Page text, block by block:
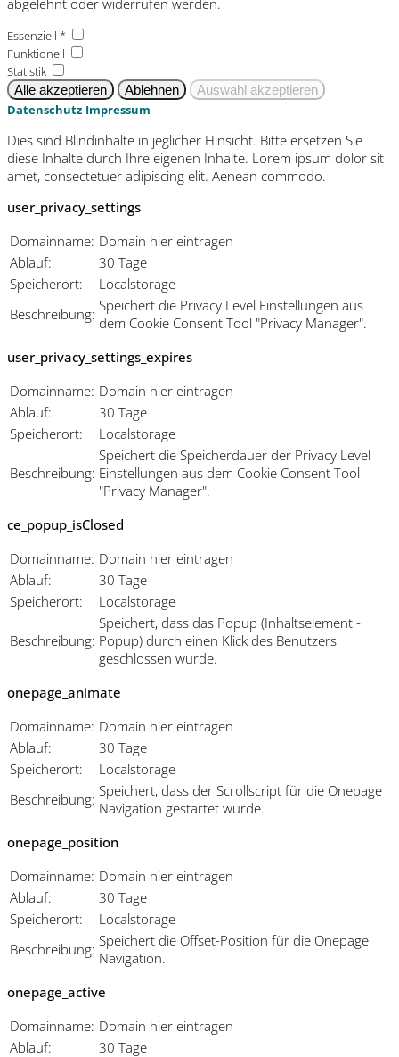
Essenziell *
Funktionell
Statistik
Datenschutz Impressum
Dies sind Blindinhalte in jeglicher Hinsicht. Bitte ersetzen Sie
diese Inhalte durch Ihre eigenen Inhalte. Lorem ipsum dolor sit
amet, consectetuer adipiscing elit. Aenean commodo.
user_privacy_settings
Domainname: Domain hier eintragen
Ablauf:
30 Tage
Speicherort:
Localstorage
Beschreibung: Speichert die Privacy Level Einstellungen aus
dem Cookie Consent Tool "Privacy Manager".
user_privacy_settings_expires
Domainname: Domain hier eintragen
Ablauf:
30 Tage
Speicherort:
Localstorage
Beschreibung:
Speichert die Speicherdauer der Privacy Level
Einstellungen aus dem Cookie Consent Tool
"Privacy Manager".
ce_popup_isClosed
Domainname: Domain hier eintragen
Ablauf:
30 Tage
Speicherort:
Localstorage
Beschreibung:
Speichert, dass das Popup (Inhaltselement -
Popup) durch einen Klick des Benutzers
geschlossen wurde.
onepage_animate
Domainname: Domain hier eintragen
Ablauf:
30 Tage
Speicherort:
Localstorage
Beschreibung: Speichert, dass der Scrollscript für die Onepage
Navigation gestartet wurde.
onepage_position
Domainname: Domain hier eintragen
Ablauf:
30 Tage
Speicherort:
Localstorage
Beschreibung: Speichert die Offset-Position für die Onepage
Navigation.
onepage_active
Domainname: Domain hier eintragen
Ablauf:
30 Tage